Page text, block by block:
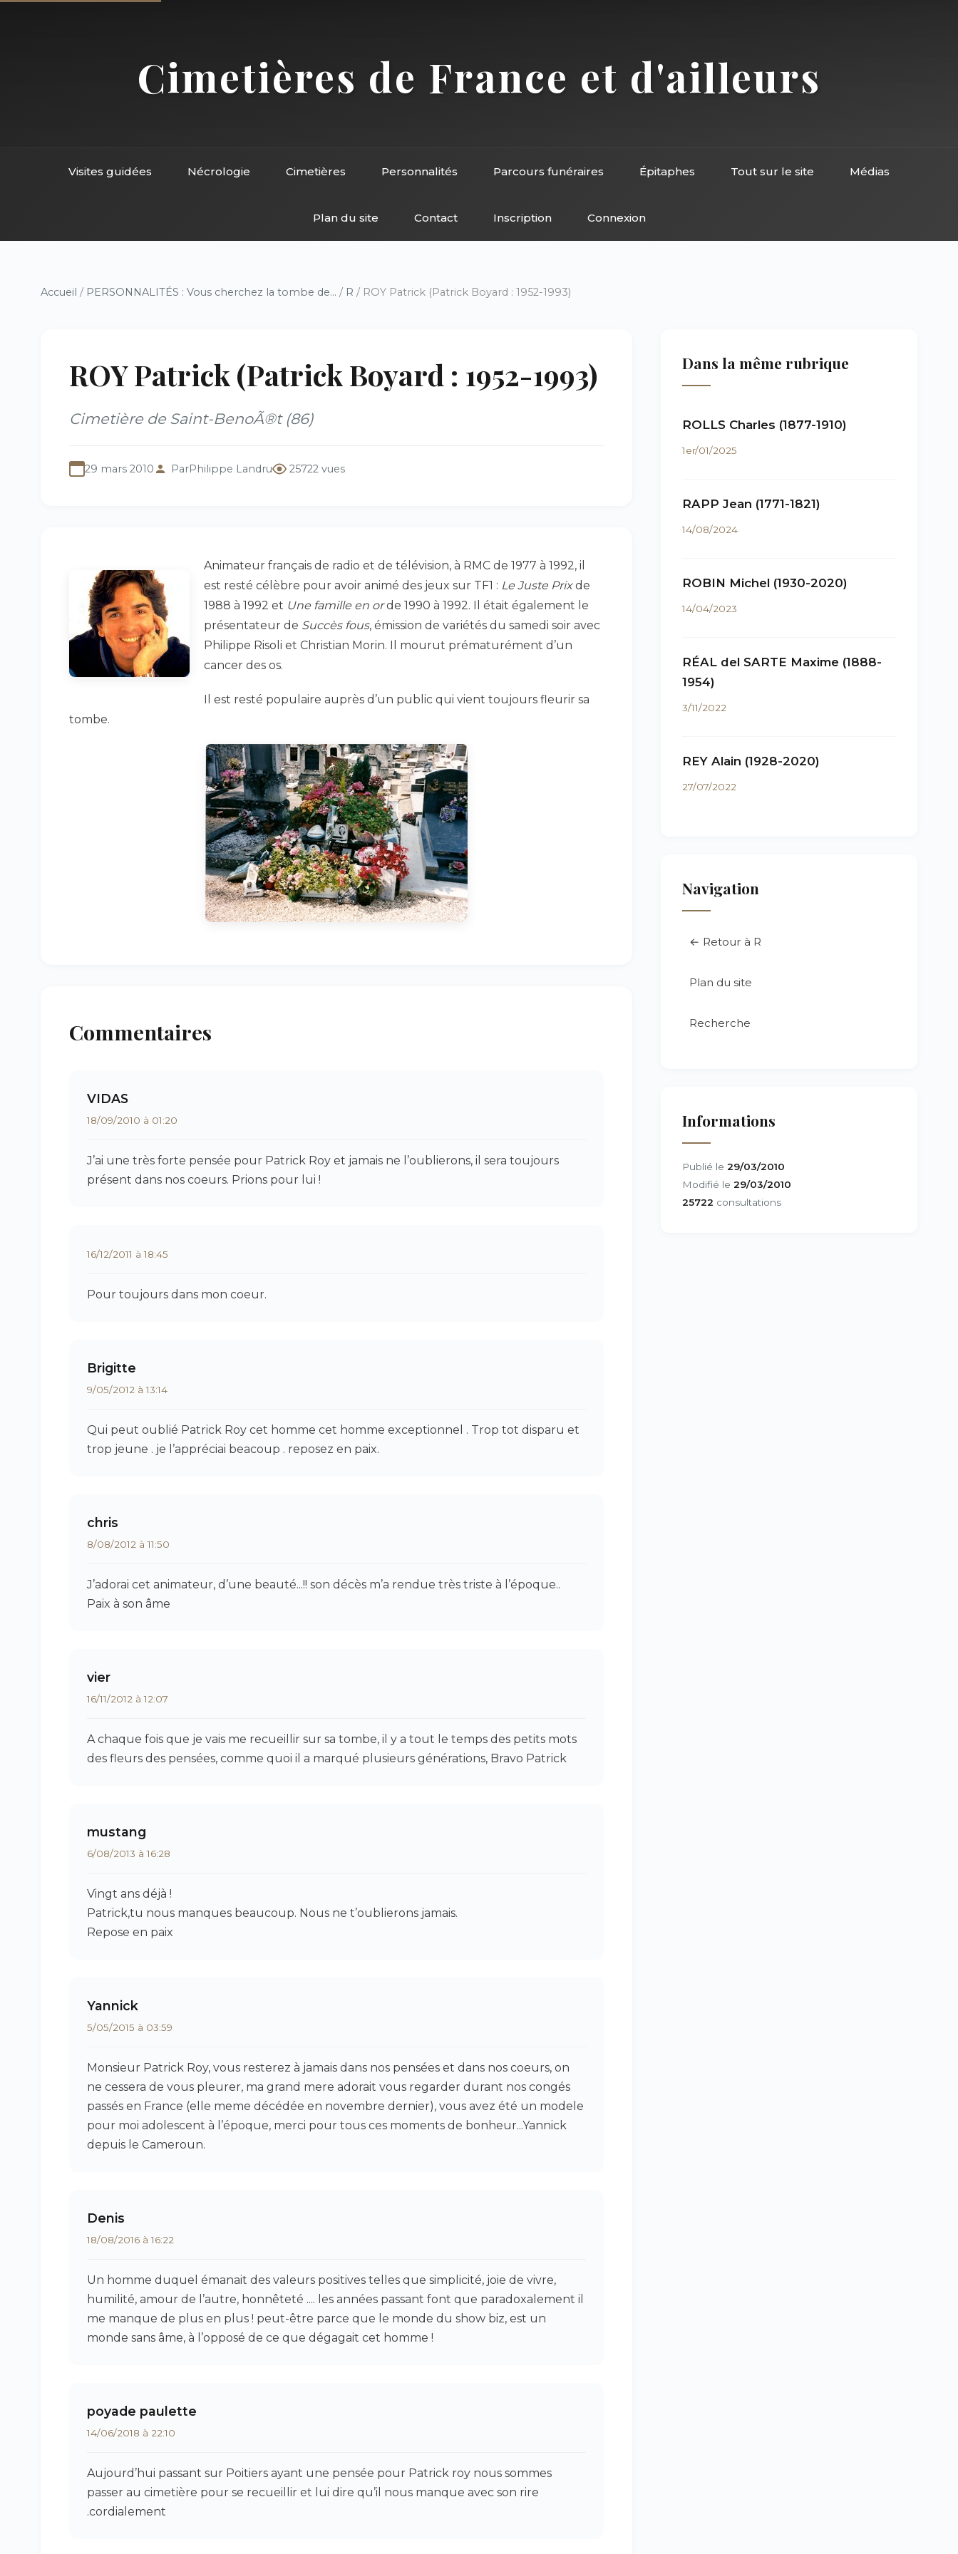
Cimetières de France et d'ailleurs
Visites guidées Nécrologie Cimetières Personnalités Parcours funéraires Épitaphes Tout sur le site Médias
Plan du site Contact Inscription Connexion
Accueil / PERSONNALITÉS : Vous cherchez la tombe de... / R / ROY Patrick (Patrick Boyard : 1952-1993)
ROY Patrick (Patrick Boyard : 1952-1993)
Cimetière de Saint-BenoÃ®t (86)
29 mars 2010 ParPhilippe Landru 25722 vues
Animateur français de radio et de télévision, à RMC de 1977 à 1992, il
est resté célèbre pour avoir animé des jeux sur TF1 : Le Juste Prixde
1988 à 1992 et Une famille en orde 1990 à 1992. Il était également le
présentateur de Succès fous, émission de variétés du samedi soir avec
Philippe Risoli et Christian Morin. Il mourut prématurément d’un
cancer des os.
Il est resté populaire auprès d’un public qui vient toujours fleurir sa
tombe.
Commentaires
VIDAS
18/09/2010 à 01:20
J’ai une très forte pensée pour Patrick Roy et jamais ne l’oublierons, il sera toujours
présent dans nos coeurs. Prions pour lui !
16/12/2011 à 18:45
Pour toujours dans mon coeur.
Brigitte
9/05/2012 à 13:14
Qui peut oublié Patrick Roy cet homme cet homme exceptionnel . Trop tot disparu et
trop jeune . je l’appréciai beacoup . reposez en paix.
chris
8/08/2012 à 11:50
J’adorai cet animateur, d’une beauté...!! son décès m’a rendue très triste à l’époque..
Paix à son âme
vier
16/11/2012 à 12:07
A chaque fois que je vais me recueillir sur sa tombe, il y a tout le temps des petits mots
des fleurs des pensées, comme quoi il a marqué plusieurs générations, Bravo Patrick
mustang
6/08/2013 à 16:28
Vingt ans déjà !
Patrick,tu nous manques beaucoup. Nous ne t’oublierons jamais.
Repose en paix
Yannick
5/05/2015 à 03:59
Monsieur Patrick Roy, vous resterez à jamais dans nos pensées et dans nos coeurs, on
ne cessera de vous pleurer, ma grand mere adorait vous regarder durant nos congés
passés en France (elle meme décédée en novembre dernier), vous avez été un modele
pour moi adolescent à l’époque, merci pour tous ces moments de bonheur...Yannick
depuis le Cameroun.
Denis
18/08/2016 à 16:22
Un homme duquel émanait des valeurs positives telles que simplicité, joie de vivre,
humilité, amour de l’autre, honnêteté .... les années passant font que paradoxalement il
me manque de plus en plus ! peut-être parce que le monde du show biz, est un
monde sans âme, à l’opposé de ce que dégagait cet homme !
poyade paulette
14/06/2018 à 22:10
Aujourd’hui passant sur Poitiers ayant une pensée pour Patrick roy nous sommes
passer au cimetière pour se recueillir et lui dire qu’il nous manque avec son rire
.cordialement
Dans la même rubrique
ROLLS Charles (1877-1910)
1er/01/2025
RAPP Jean (1771-1821)
14/08/2024
ROBIN Michel (1930-2020)
14/04/2023
RÉAL del SARTE Maxime (1888-
1954)
3/11/2022
REY Alain (1928-2020)
27/07/2022
Navigation
← Retour à R
Plan du site
Recherche
Informations
Publié le 29/03/2010
Modifié le 29/03/2010
25722 consultations